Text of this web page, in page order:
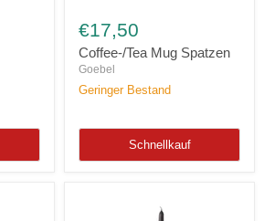
Mug
Spatzen
€17,50
Coffee-/Tea Mug Spatzen
Goebel
Geringer Bestand
Schnellkauf